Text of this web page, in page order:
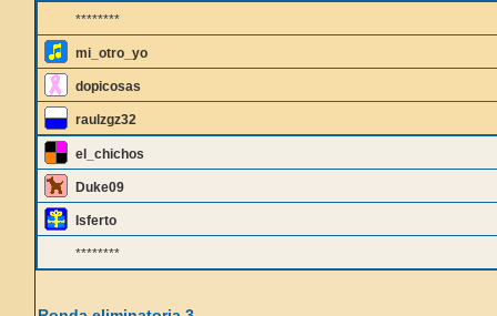
********
mi_otro_yo
dopicosas
raulzgz32
el_chichos
Duke09
Isferto
********